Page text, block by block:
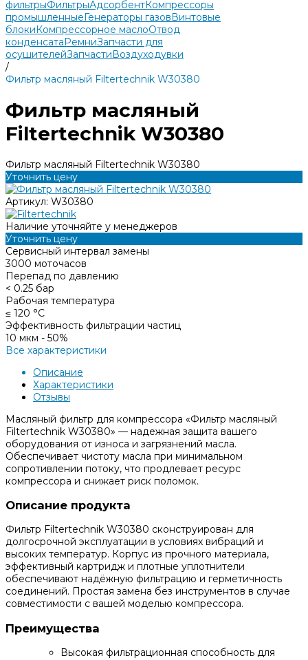
фильтрыФильтрыАдсорбентКомпрессоры
промышленныеГенераторы газовВинтовые
блокиКомпрессорное маслоОтвод
конденсатаРемниЗапчасти для
осушителейЗапчастиВоздуходувки
/
Фильтр масляный Filtertechnik W30380
Фильтр масляный
Filtertechnik W30380
Фильтр масляный Filtertechnik W30380
Уточнить цену
Артикул: W30380
Наличие уточняйте у менеджеров
Уточнить цену
Сервисный интервал замены
3000 моточасов
Перепад по давлению
< 0.25 бар
Рабочая температура
≤ 120 °С
Эффективность фильтрации частиц
10 мкм - 50%
Все характеристики
Описание
Характеристики
Отзывы
Масляный фильтр для компрессора «Фильтр масляный
Filtertechnik W30380» — надежная защита вашего
оборудования от износа и загрязнений масла.
Обеспечивает чистоту масла при минимальном
сопротивлении потоку, что продлевает ресурс
компрессора и снижает риск поломок.
Описание продукта
Фильтр Filtertechnik W30380 сконструирован для
долгосрочной эксплуатации в условиях вибраций и
высоких температур. Корпус из прочного материала,
эффективный картридж и плотные уплотнители
обеспечивают надёжную фильтрацию и герметичность
соединений. Простая замена без инструментов в случае
совместимости с вашей моделью компрессора.
Преимущества
Высокая фильтрационная способность для